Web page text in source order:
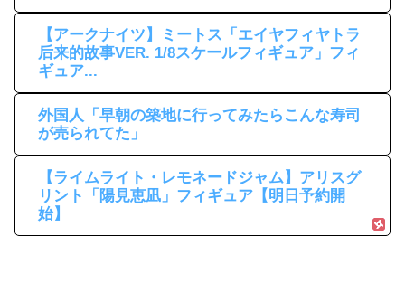
【アークナイツ】ミートス「エイヤフィヤトラ
后来的故事VER. 1/8スケールフィギュア」フィ
ギュア...
外国人「早朝の築地に行ってみたらこんな寿司
が売られてた」
【ライムライト・レモネードジャム】アリスグ
リント「陽見恵凪」フィギュア【明日予約開
始】